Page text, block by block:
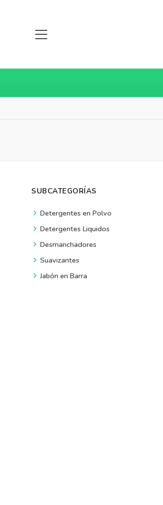
SUBCATEGORÍAS
Detergentes en Polvo
Detergentes Liquidos
Desmanchadores
Suavizantes
Jabón en Barra